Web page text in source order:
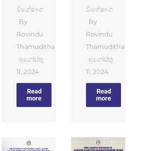
විශේෂාංග
By
Rovindu
Thamuditha
අගෝස්තු
11, 2024
Read
more
විශේෂාංග
By
Rovindu
Thamuditha
අගෝස්තු
11, 2024
Read
more